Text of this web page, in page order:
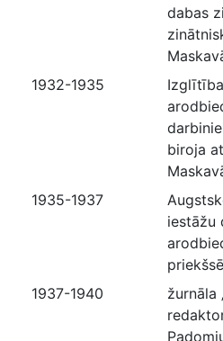
dabas
1932-1935
biroja
1935-1937
iestāžu
1937-1940
žurnāla